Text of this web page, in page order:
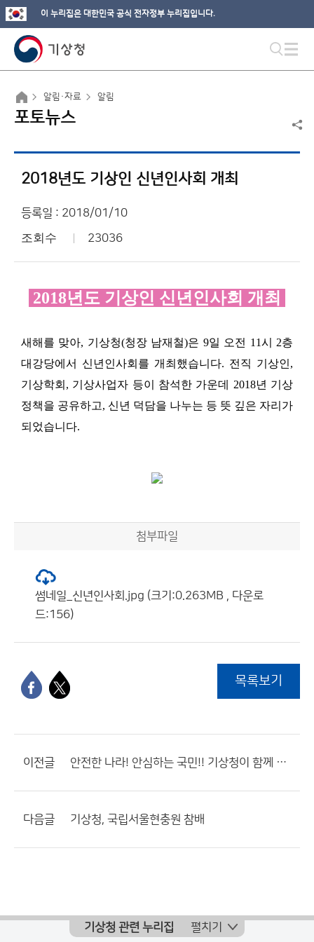
이 누리집은 대한민국 공식 전자정부 누리집입니다.
알림·자료 알림
포토뉴스
2018년도 기상인 신년인사회 개최
등록일 : 2018/01/10
조회수 23036
2018년도 기상인 신년인사회 개최
새해를 맞아, 기상청(청장 남재철)은 9일 오전 11시 2층
대강당에서 신년인사회를 개최했습니다. 전직 기상인,
기상학회 , 기상사업자 등이 참석한 가운데 2018년 기상
정책을 공유하고, 신년 덕담을 나누는 등 뜻 깊은 자리가
되었습니다.
첨부파일
썸네일_신년인사회.jpg (크기:0.263MB , 다운로
드:156)
목록보기
이전글 안전한 나라! 안심하는 국민!! 기상청이 함께 합니다!!!
다음글 기상청, 국립서울현충원 참배
기상청 관련 누리집 펼치기